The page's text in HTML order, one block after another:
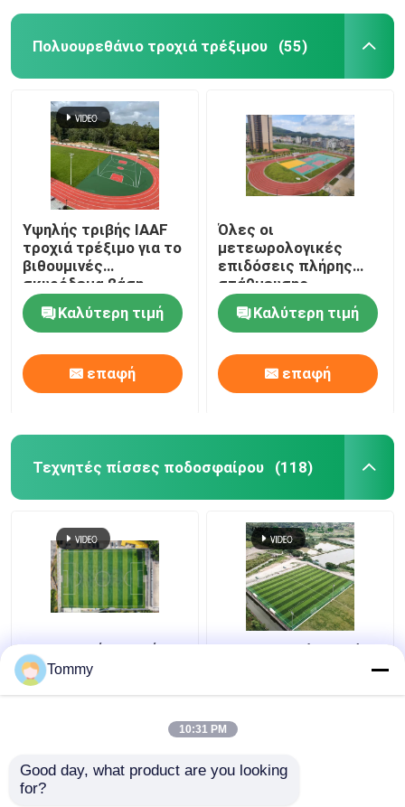
Πολυουρεθάνιο τροχιά τρέξιμου (55)
Υψηλής τριβής IAAF
τροχιά τρέξιμο για το
βιθουμινές
σκυρόδεμα βάση
ελεύθερο δείγμα
Καλύτερη τιμή
επαφή
Όλες οι
μετεωρολογικές
επιδόσεις πλήρης
στάθμευσης
πλαστικού
πολυουρεθάνου με
υψηλή τριβή
Καλύτερη τιμή
επαφή
Τεχνητές πίσσες ποδοσφαίρου (118)
Εξαιρετική αντοχή
στις καιρικές
συνθήκες Τεχνητό
Πιστοποιημένα από
Tommy
10:31 PM
Good day, what product are you looking
for?